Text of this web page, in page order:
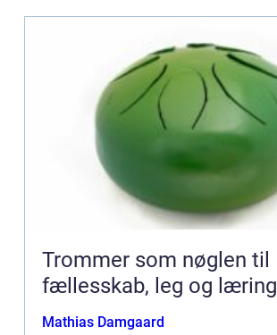
Trommer som nøglen til
fællesskab, leg og læring
Mathias Damgaard